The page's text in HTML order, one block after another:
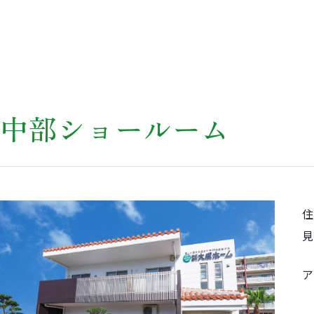
中部ショールーム